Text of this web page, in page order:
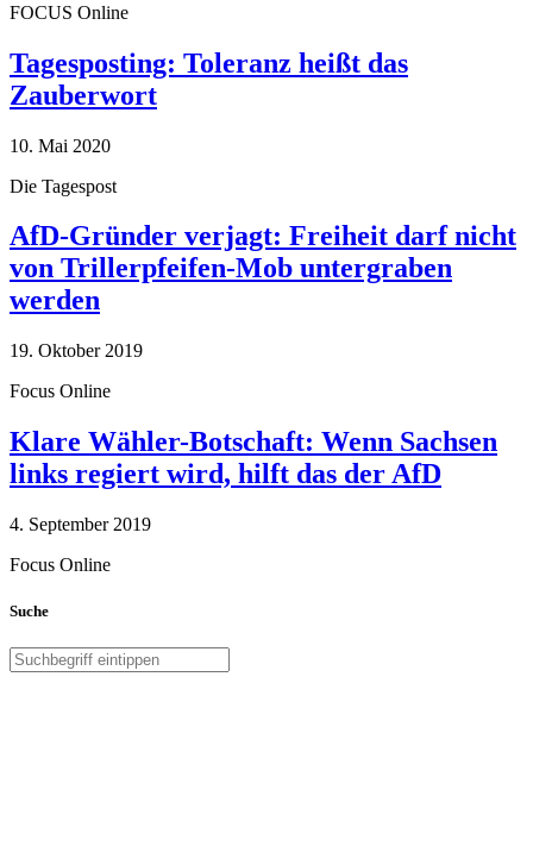
FOCUS Online
Tagesposting: Toleranz heißt das
Zauberwort
10. Mai 2020
Die Tagespost
AfD-Gründer verjagt: Freiheit darf nicht
von Trillerpfeifen-Mob untergraben
werden
19. Oktober 2019
Focus Online
Klare Wähler-Botschaft: Wenn Sachsen
links regiert wird, hilft das der AfD
4. September 2019
Focus Online
Suche